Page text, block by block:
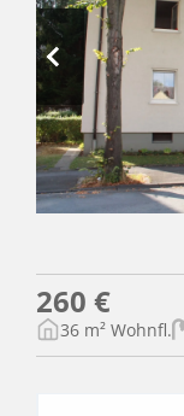
260 €
36 m² Wohnfl.